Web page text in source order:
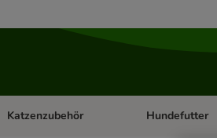
Kategorie-Menü öffnen: Katzenfutter
Katzenzubehör Kategorie-
Hundefutter